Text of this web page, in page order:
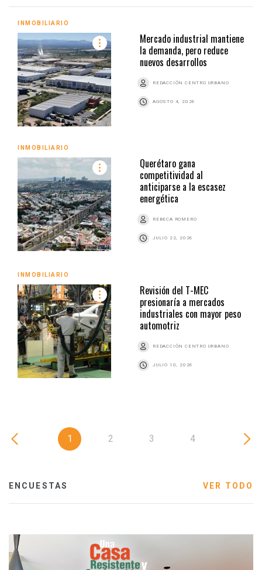
INMOBILIARIO
Mercado industrial mantiene
la demanda, pero reduce
nuevos desarrollos
REDACCIÓN CENTRO URBANO
AGOSTO 4, 2026
INMOBILIARIO
Querétaro gana
competitividad al
anticiparse a la escasez
energética
REBECA ROMERO
JULIO 22, 2026
INMOBILIARIO
Revisión del T-MEC
presionaría a mercados
industriales con mayor peso
automotriz
REDACCIÓN CENTRO URBANO
JULIO 10, 2026
1 2 3 4
ENCUESTAS VER TODO